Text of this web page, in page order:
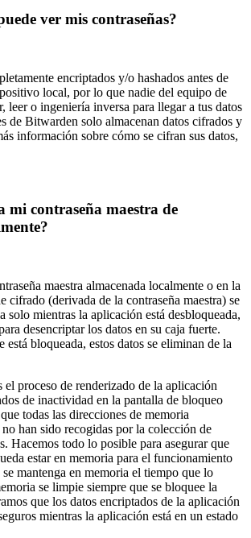
ver mis contraseñas?
encriptados y/o hashados antes de
local, por lo que nadie del equipo de
leer o ingeniería inversa para llegar a tus datos
de Bitwarden solo almacenan datos cifrados y
información sobre cómo se cifran sus datos,
mi contraseña maestra de
maestra almacenada localmente o en la
cifrado (derivada de la contraseña maestra) se
solo mientras la aplicación está desbloqueada,
desencriptar los datos en su caja fuerte.
está bloqueada, estos datos se eliminan de la
el proceso de renderizado de la aplicación
de inactividad en la pantalla de bloqueo
todas las direcciones de memoria
no han sido recogidas por la colección de
Hacemos todo lo posible para asegurar que
estar en memoria para el funcionamiento
mantenga en memoria el tiempo que lo
se limpie siempre que se bloquee la
que los datos encriptados de la aplicación
mientras la aplicación está en un estado